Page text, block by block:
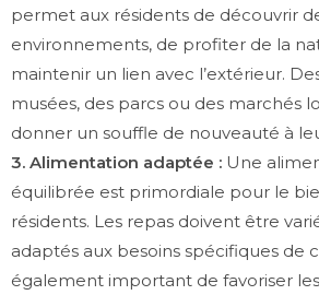
permet aux résidents de découvrir
environnements, de profiter de la
maintenir un lien avec l’extérieur.
musées, des parcs ou des marchés
donner un souffle de nouveauté à
3. Alimentation adaptée : Une
équilibrée est primordiale pour le
résidents. Les repas doivent être
adaptés aux besoins spécifiques de
également important de favoriser